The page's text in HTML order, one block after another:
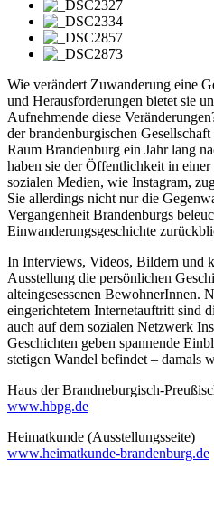
Wie verändert Zuwanderung eine
und Herausforderungen bietet sie
Aufnehmende diese
der brandenburgischen
Raum Brandenburg ein Jahr lang
haben sie der Öffentlichkeit in
sozialen Medien, wie Instagram,
Sie allerdings nicht nur die
Vergangenheit Brandenburgs
Einwanderungsgeschichte
In Interviews, Videos, Bildern und
Ausstellung die persönlichen
alteingesessenen BewohnerInnen.
eingerichtetem Internetauftritt sind
auch auf dem sozialen Netzwerk
Geschichten geben spannende
stetigen Wandel befindet – damals
Haus der Brandneburgisch-
www.hbpg.de
Heimatkunde (Ausstellungsseite)
www.heimatkunde-brandenburg.de